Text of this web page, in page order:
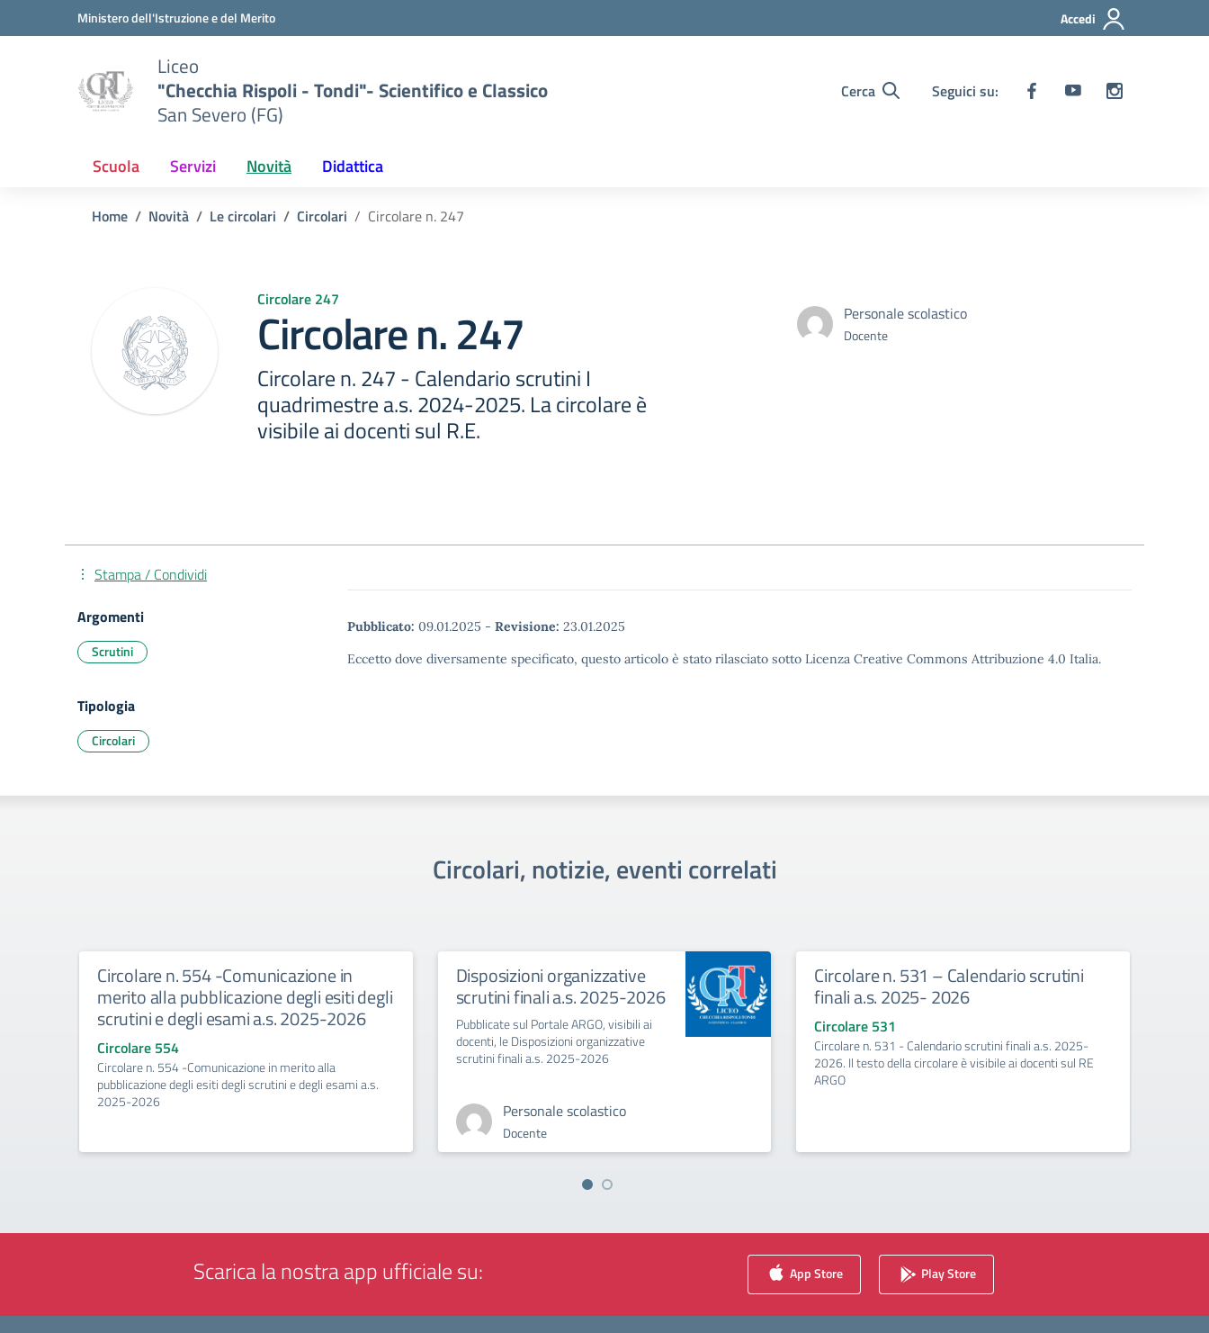
Vai ai contenuti
Vai al menu di navigazioneMinistero dell'Istruzione e del Merito Accedi
Liceo
"Checchia Rispoli - Tondi"- Scientifico e Classico
San Severo (FG)
Cerca Seguici su:
Scuola Servizi Novità Didattica
Home Novità Le circolari Circolari Circolare n. 247
Circolare 247
Circolare n. 247
Circolare n. 247 - Calendario scrutini I
quadrimestre a.s. 2024-2025. La circolare è
visibile ai docenti sul R.E.
Personale scolastico
Docente
Pubblicato: 09.01.2025 - Revisione: 23.01.2025
Eccetto dove diversamente specificato, questo articolo è stato rilasciato sotto Licenza Creative Commons Attribuzione 4.0 Italia.
Stampa / Condividi
Argomenti
Scrutini
Tipologia
Circolari
Circolari, notizie, eventi correlati
Circolare n. 554 -Comunicazione in
merito alla pubblicazione degli esiti degli
scrutini e degli esami a.s. 2025-2026
Circolare 554
Circolare n. 554 -Comunicazione in merito alla
pubblicazione degli esiti degli scrutini e degli esami a.s.
2025-2026
Disposizioni organizzative
scrutini finali a.s. 2025-2026
Pubblicate sul Portale ARGO, visibili ai
docenti, le Disposizioni organizzative
scrutini finali a.s. 2025-2026
Personale scolastico
Docente
Circolare n. 531 – Calendario scrutini
finali a.s. 2025- 2026
Circolare 531
Circolare n. 531 - Calendario scrutini finali a.s. 2025-
2026. Il testo della circolare è visibile ai docenti sul RE
ARGO
Scarica la nostra app ufficiale su: App Store Play Store